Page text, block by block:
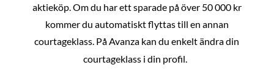
aktieköp. Om du har ett sparade på över 50 000 kr
kommer du automatiskt flyttas till en annan
courtageklass. På Avanza kan du enkelt ändra din
courtageklass i din profil.